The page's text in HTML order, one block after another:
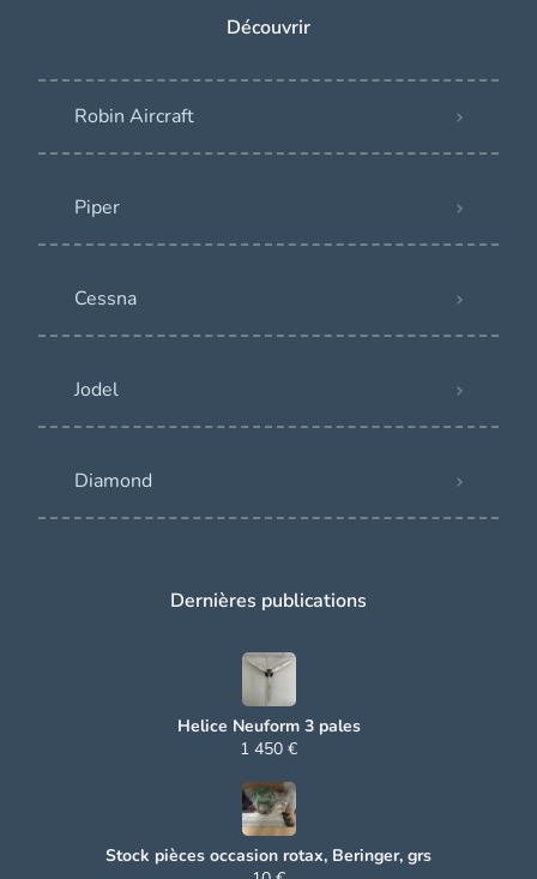
Découvrir
Robin Aircraft
Piper
Cessna
Jodel
Diamond
Dernières publications
Helice Neuform 3 pales
1 450 €
Stock pièces occasion rotax, Beringer, grs